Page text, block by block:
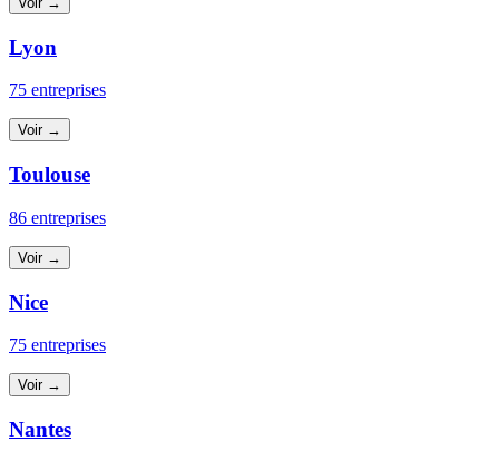
Lyon
75 entreprises
Voir →
Toulouse
86 entreprises
Voir →
Nice
75 entreprises
Voir →
Nantes